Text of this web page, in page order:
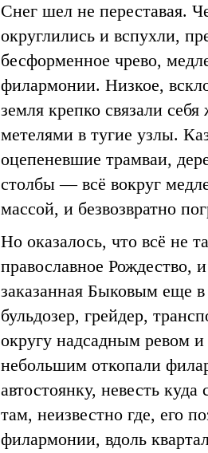
Снег шел не переставая.
округлились и вспухли,
бесформенное чрево,
филармонии. Низкое,
земля крепко связали
метелями в тугие узлы.
оцепеневшие трамваи,
столбы — всё вокруг
массой, и безвозвратно
Но оказалось, что всё не
православное Рождество,
заказанная Быковым еще в
бульдозер, грейдер,
округу надсадным ревом
небольшим откопали
автостоянку, невесть
там, неизвестно где, его
филармонии, вдоль